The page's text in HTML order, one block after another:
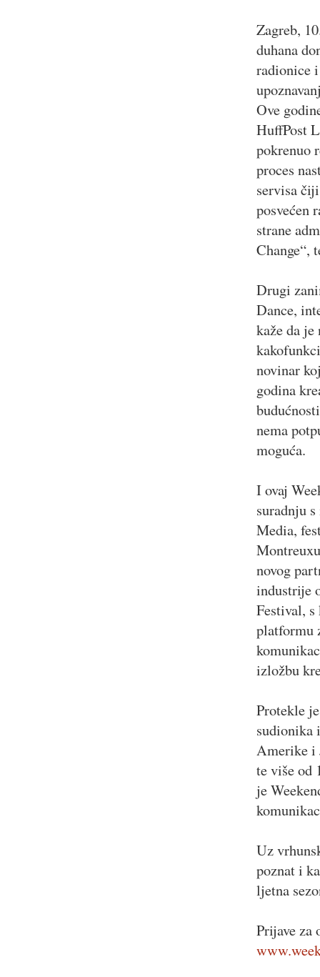
Zagreb,
duhana
radionice
Ove
HuffPost
pokrenuo
proces
servisa
posvećen
strane
Change“,
Drugi
Dance,
kaže da
novinar
godina
nema
moguća.
I ovaj
suradnju
Media,
novog
industrije
Festival,
platformu
izložbu
Protekle
sudionika
Amerike i
te više od
je
Uz
poznat i
ljetna
Prijave za